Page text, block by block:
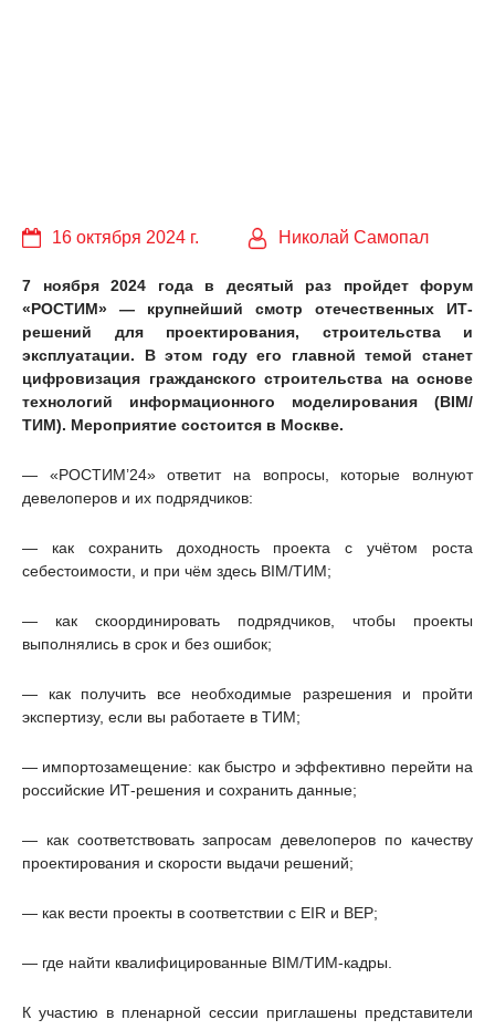
16 октября 2024 г. Николай Самопал
7 ноября 2024 года в десятый раз пройдет форум
«РОСТИМ» — крупнейший смотр отечественных ИТ-
решений для проектирования, строительства и
эксплуатации. В этом году его главной темой станет
цифровизация гражданского строительства на основе
технологий информационного моделирования (BIM/
ТИМ). Мероприятие состоится в Москве.
— «РОСТИМ’24» ответит на вопросы, которые волнуют
девелоперов и их подрядчиков:
— как сохранить доходность проекта с учётом роста
себестоимости, и при чём здесь BIM/ТИМ;
— как скоординировать подрядчиков, чтобы проекты
выполнялись в срок и без ошибок;
— как получить все необходимые разрешения и пройти
экспертизу, если вы работаете в ТИМ;
— импортозамещение: как быстро и эффективно перейти на
российские ИТ-решения и сохранить данные;
— как соответствовать запросам девелоперов по качеству
проектирования и скорости выдачи решений;
— как вести проекты в соответствии с EIR и BEP;
— где найти квалифицированные BIM/ТИМ-кадры.
К участию в пленарной сессии приглашены представители